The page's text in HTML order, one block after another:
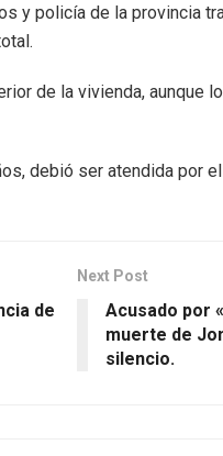
y policía de la provincia
de la vivienda, aunque
debió ser atendida por el
de
Next Post
Acusado por
muerte de
silencio.